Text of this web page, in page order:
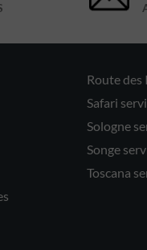
Route des
Safari
Sologne
Songe
Toscana